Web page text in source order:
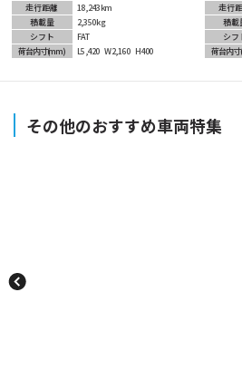
走行距離
18,243km
積載量
2,350kg
シフト
FAT
荷台内寸(mm) L5,420 W2,160 H400
走行
積載
シフ
荷台内寸
その他のおすすめ車両特集